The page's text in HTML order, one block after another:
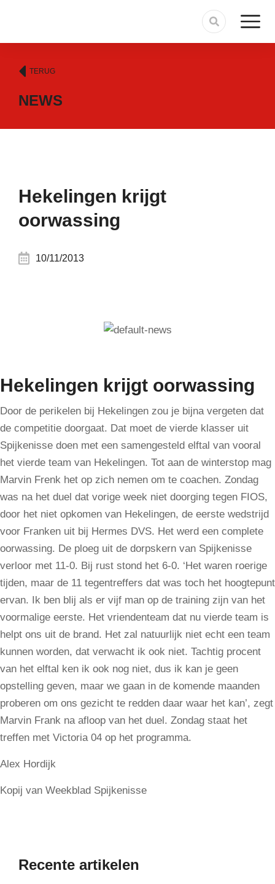
TERUG
NEWS
Hekelingen krijgt
oorwassing
10/11/2013
Hekelingen krijgt oorwassing
Door de perikelen bij Hekelingen zou je bijna vergeten dat
de competitie doorgaat. Dat moet de vierde klasser uit
Spijkenisse doen met een samengesteld elftal van vooral
het vierde team van Hekelingen. Tot aan de winterstop mag
Marvin Frenk het op zich nemen om te coachen. Zondag
was na het duel dat vorige week niet doorging tegen FIOS,
door het niet opkomen van Hekelingen, de eerste wedstrijd
voor Franken uit bij Hermes DVS. Het werd een complete
oorwassing. De ploeg uit de dorpskern van Spijkenisse
verloor met 11-0. Bij rust stond het 6-0. ‘Het waren roerige
tijden, maar de 11 tegentreffers dat was toch het hoogtepunt
ervan. Ik ben blij als er vijf man op de training zijn van het
voormalige eerste. Het vriendenteam dat nu vierde team is
helpt ons uit de brand. Het zal natuurlijk niet echt een team
kunnen worden, dat verwacht ik ook niet. Tachtig procent
van het elftal ken ik ook nog niet, dus ik kan je geen
opstelling geven, maar we gaan in de komende maanden
proberen om ons gezicht te redden daar waar het kan’, zegt
Marvin Frank na afloop van het duel. Zondag staat het
treffen met Victoria 04 op het programma.
Alex Hordijk
Kopij van Weekblad Spijkenisse
Recente artikelen